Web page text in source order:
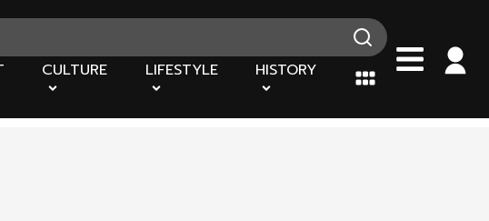
CULTURE LIFESTYLE HISTORY